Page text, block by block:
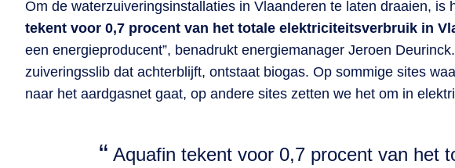
Om de waterzuiveringsinstallaties in Vlaanderen te laten draaien, is
tekent voor 0,7 procent van het totale elektriciteitsverbruik in
een energieproducent”, benadrukt energiemanager Jeroen
zuiveringsslib dat achterblijft, ontstaat biogas. Op sommige sites
naar het aardgasnet gaat, op andere sites zetten we het om in
Aquafin tekent voor 0,7 procent van het